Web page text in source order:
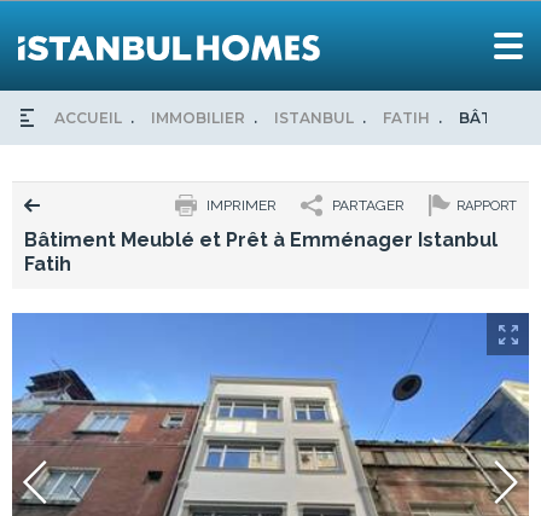
ACCUEIL IMMOBILIER ISTANBUL FATIH
RAPPORT
PARTAGER
IMPRIMER
Bâtiment Meublé et Prêt à Emménager Istanbul
Fatih